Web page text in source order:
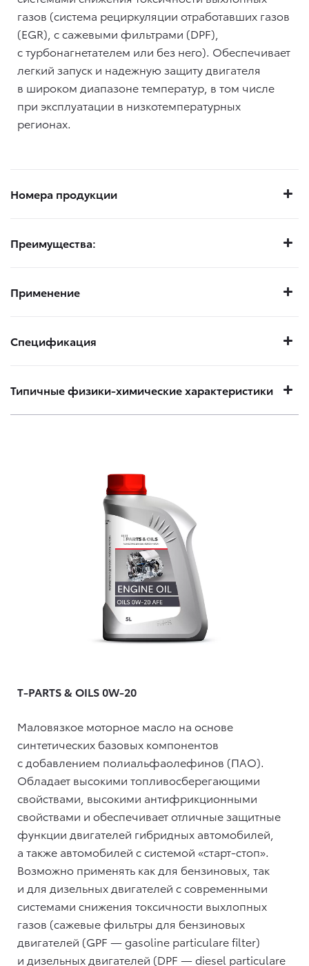
газов (система рециркуляции отработавших газов
(EGR), c сажевыми фильтрами (DPF),
с турбонагнетателем или без него). Обеспечивает
легкий запуск и надежную защиту двигателя
в широком диапазоне температур, в том числе
при эксплуатации в низкотемпературных
регионах.
Номера продукции
Преимущества:
Применение
Спецификация
Типичные физики-химические характеристики
T-PARTS & OILS 0W-20
Маловязкое моторное масло на основе
синтетических базовых компонентов
с добавлением полиальфаолефинов (ПАО).
Обладает высокими топливосберегающими
свойствами, высокими антифрикционными
свойствами и обеспечивает отличные защитные
функции двигателей гибридных автомобилей,
а также автомобилей с системой «старт-стоп».
Возможно применять как для бензиновых, так
и для дизельных двигателей с современными
системами снижения токсичности выхлопных
газов (сажевые фильтры для бензиновых
двигателей (GPF — gasoline particulare filter)
и дизельных двигателей (DPF — diesel particulare